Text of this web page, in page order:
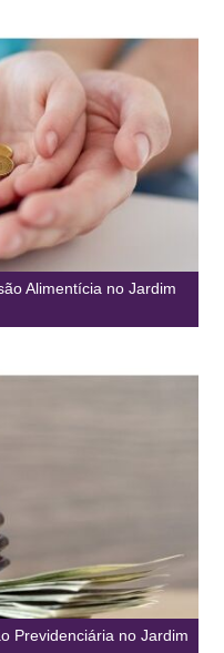
Alimentícia no Jardim
Previdenciária no Jardim